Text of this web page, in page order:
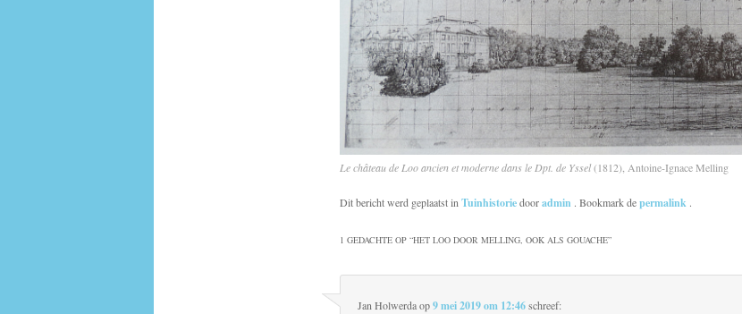
Le château de Loo ancien et moderne dans le Dpt. de Yssel(1812), Antoine-Ignace Melling
Dit bericht werd geplaatst in Tuinhistoriedooradmin . Bookmark depermalink .
1 GEDACHTE OP “HET LOO DOOR MELLING, OOK ALS GOUACHE”
Jan Holwerdaop9 mei 2019 om 12:46 schreef: